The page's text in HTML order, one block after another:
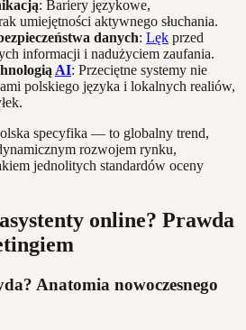
: Bariery językowe,
umiejętności aktywnego słuchania.
danych: Lęk przed
informacji i nadużyciem zaufania.
AI: Przeciętne systemy nie
polskiego języka i lokalnych realiów,
specyfika — to globalny trend,
rozwojem rynku,
jednolitych standardów oceny
online? Prawda
Anatomia nowoczesnego